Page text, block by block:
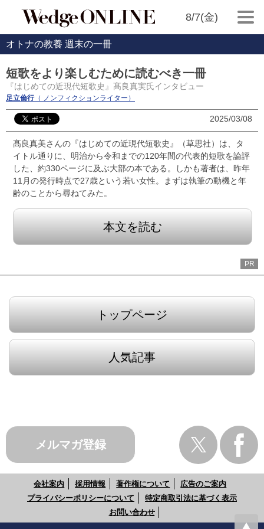
8/7(金)
オトナの教養 週末の一冊
短歌をより楽しむために読むべき一冊
『はじめての近現代短歌史』髙良真実氏インタビュー
足立倫行（ ノンフィクションライター）
2025/03/08
髙良真美さんの『はじめての近現代短歌史』（草思社）は、タ
イトル通りに、明治から令和までの120年間の代表的短歌を論評
した、約330ページに及ぶ大部の本である。しかも著者は、昨年
11月の発行時点で27歳という若い女性。まずは執筆の動機と年
齢のことから尋ねてみた。
本文を読む
PR
トップページ
人気記事
メルマガ登録
会社案内 採用情報 著作権について
広告のご案内
プライバシーポリシーについて
特定商取引法に基づく表示
お問い合わせ